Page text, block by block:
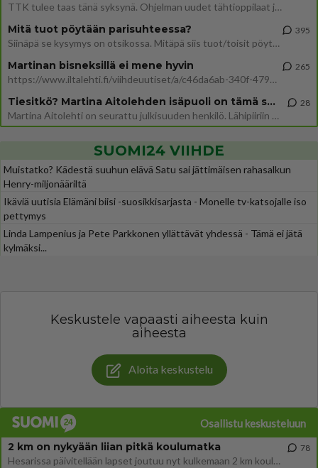
TTK tulee taas tänä syksynä. Ohjelman uudet tähtioppilaat julkistetaan torstaina 6. elokuuta klo 14 alkavassa lehdistö
Mitä tuot pöytään parisuhteessa?
Siinäpä se kysymys on otsikossa. Mitäpä siis tuot/toisit pöytään parisuhteessa? Oletko mies vai nainen? Koetko sen mitä
395
Martinan bisneksillä ei mene hyvin
https://www.iltalehti.fi/viihdeuutiset/a/c46da6ab-340f-4790-aaa7-0865eed2336 Yrityksen konkurssihakemus on tullut kärä
265
Tiesitkö? Martina Aitolehden isäpuoli on tämä suosittu laulaja
Martina Aitolehti on seurattu julkisuuden henkilö. Lähipiiriin mahtuu muitakin tunnettuja henkilöitä. Tiesitkö, että Ma
28
SUOMI24 VIIHDE
Muistatko? Kädestä suuhun elävä Satu sai jättimäisen rahasalkun
Henry-miljonääriltä
Ikäviä uutisia Elämäni biisi -suosikkisarjasta - Monelle tv-katsojalle iso
pettymys
Linda Lampenius ja Pete Parkkonen yllättävät yhdessä - Tämä ei jätä
kylmäksi...
Keskustele vapaasti aiheesta kuin
aiheesta
Aloita keskustelu
Osallistu keskusteluun
2 km on nykyään liian pitkä koulumatka
Hesarissa päivitellään lapset joutuu nyt kulkemaan 2 km kouluun jösses. Ruostefillarilla tuo matka menee vaikka miten äk
78